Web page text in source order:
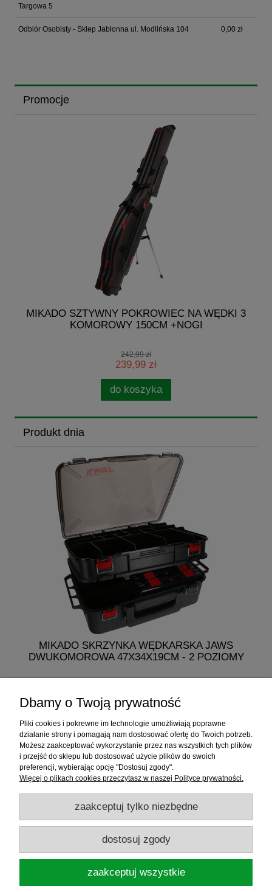
Targowa 5
Odbiór Osobisty - Sklep Jabłonna ul. Modlińska 104 0,00 zł
Promocje
MIKADO SZTYWNY POKROWIEC NA WĘDKI 3
KOMOROWY 150CM +NOGI
242,99 zł
239,99 zł
do koszyka
Produkt dnia
MIKADO SKRZYNKA WĘDKARSKA JAWS
DWUKOMOROWA 47X34X19CM - 2 POZIOMY
Informacje
Sklep internetowy
RATY
Promocje
Sklep Wędkarski ELDORADOul.Warszawska 35, 05-092 Łomianki, woj.
Dbamy o Twoją prywatność
Pliki cookies i pokrewne im technologie umożliwiają poprawne
działanie strony i pomagają nam dostosować ofertę do Twoich potrzeb.
Możesz zaakceptować wykorzystanie przez nas wszystkich tych plików
i przejść do sklepu lub dostosować użycie plików do swoich
preferencji, wybierając opcję "Dostosuj zgody".
Więcej o plikach cookies przeczytasz w naszej Polityce prywatności.
zaakceptuj tylko niezbędne
dostosuj zgody
zaakceptuj wszystkie